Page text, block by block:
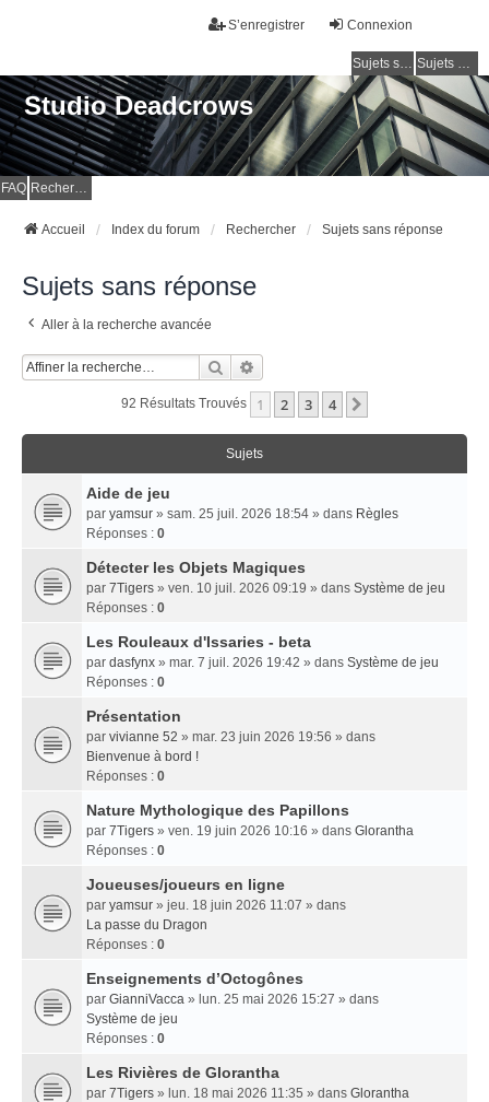
Connexion
S’enregistrer
Sujets sans réponse Sujets actifs
Studio Deadcrows
FAQ Rechercher
Accueil Index du forum Rechercher Sujets sans réponse
Sujets sans réponse
Aller à la recherche avancée
Rechercher
92 Résultats Trouvés 1 2 3 4
Sujets
Aide de jeu
par yamsur » sam. 25 juil. 2026 18:54 » dans Règles
Réponses : 0
Détecter les Objets Magiques
par 7Tigers » ven. 10 juil. 2026 09:19 » dans Système de jeu
Réponses : 0
Les Rouleaux d'Issaries - beta
par dasfynx » mar. 7 juil. 2026 19:42 » dans Système de jeu
Réponses : 0
Présentation
par vivianne 52 » mar. 23 juin 2026 19:56 » dans
Bienvenue à bord !
Réponses : 0
Nature Mythologique des Papillons
par 7Tigers » ven. 19 juin 2026 10:16 » dans Glorantha
Réponses : 0
Joueuses/joueurs en ligne
par yamsur » jeu. 18 juin 2026 11:07 » dans
La passe du Dragon
Réponses : 0
Enseignements dʼOctogônes
par GianniVacca » lun. 25 mai 2026 15:27 » dans
Système de jeu
Réponses : 0
Les Rivières de Glorantha
par 7Tigers » lun. 18 mai 2026 11:35 » dans Glorantha